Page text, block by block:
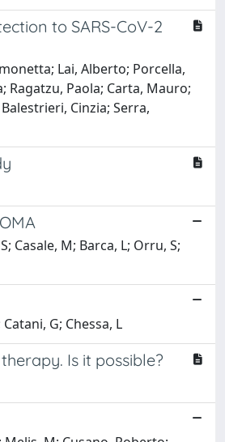
to SARS-CoV-2
Lai, Alberto; Porcella,
Ragatzu, Paola; Carta, Mauro;
Cinzia; Serra,
Casale, M; Barca, L; Orru, S;
G; Chessa, L
Is it possible?